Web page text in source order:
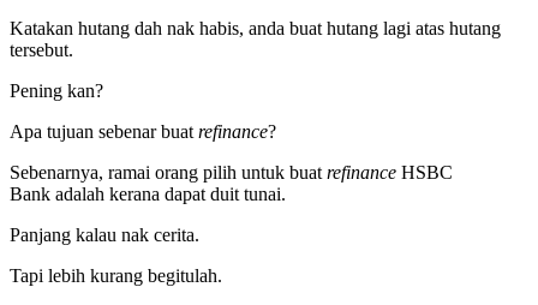
Katakan hutang dah nak habis, anda buat hutang lagi atas hutang
tersebut.
Pening kan?
Apa tujuan sebenar buatrefinance?
Sebenarnya, ramai orang pilih untuk buatrefinance HSBC
Bank adalah kerana dapat duit tunai.
Panjang kalau nak cerita.
Tapi lebih kurang begitulah.